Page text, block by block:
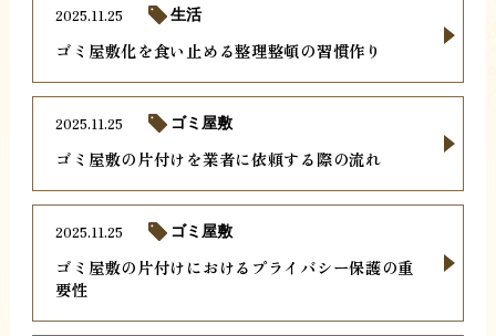
ゴミ屋敷化を食い止める整理整頓の習慣作り
2025.11.25 生活
ゴミ屋敷の片付けを業者に依頼する際の流れ
2025.11.25 ゴミ屋敷
ゴミ屋敷の片付けにおけるプライバシー保護の重
要性
2025.11.25 ゴミ屋敷